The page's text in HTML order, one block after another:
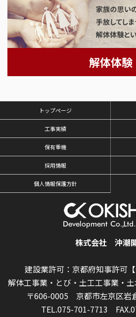
解体体験
トップページ
工事実績
保有重機
採用情報
個人情報保護方針
株式会社 沖潮
建設業許可：京都府知事許可【
解体工事業・とび・土工工事業・
〒606-0005 京都市左京区岩
TEL.075-701-7713